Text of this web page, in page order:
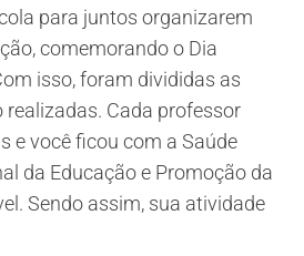
para juntos organizarem
comemorando o Dia
isso, foram divididas as
realizadas. Cada professor
e você ficou com a Saúde
da Educação e Promoção da
Sendo assim, sua atividade